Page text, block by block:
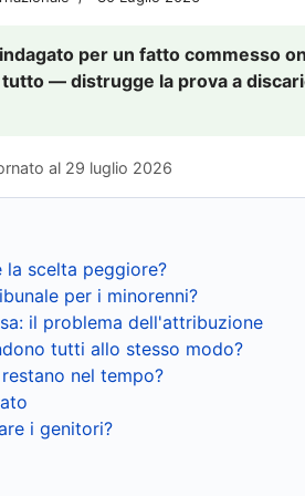
per un fatto commesso
— distrugge la prova a
al 29 luglio 2026
la scelta peggiore?
per i minorenni?
il problema dell'attribuzione
tutti allo stesso modo?
nel tempo?
i genitori?